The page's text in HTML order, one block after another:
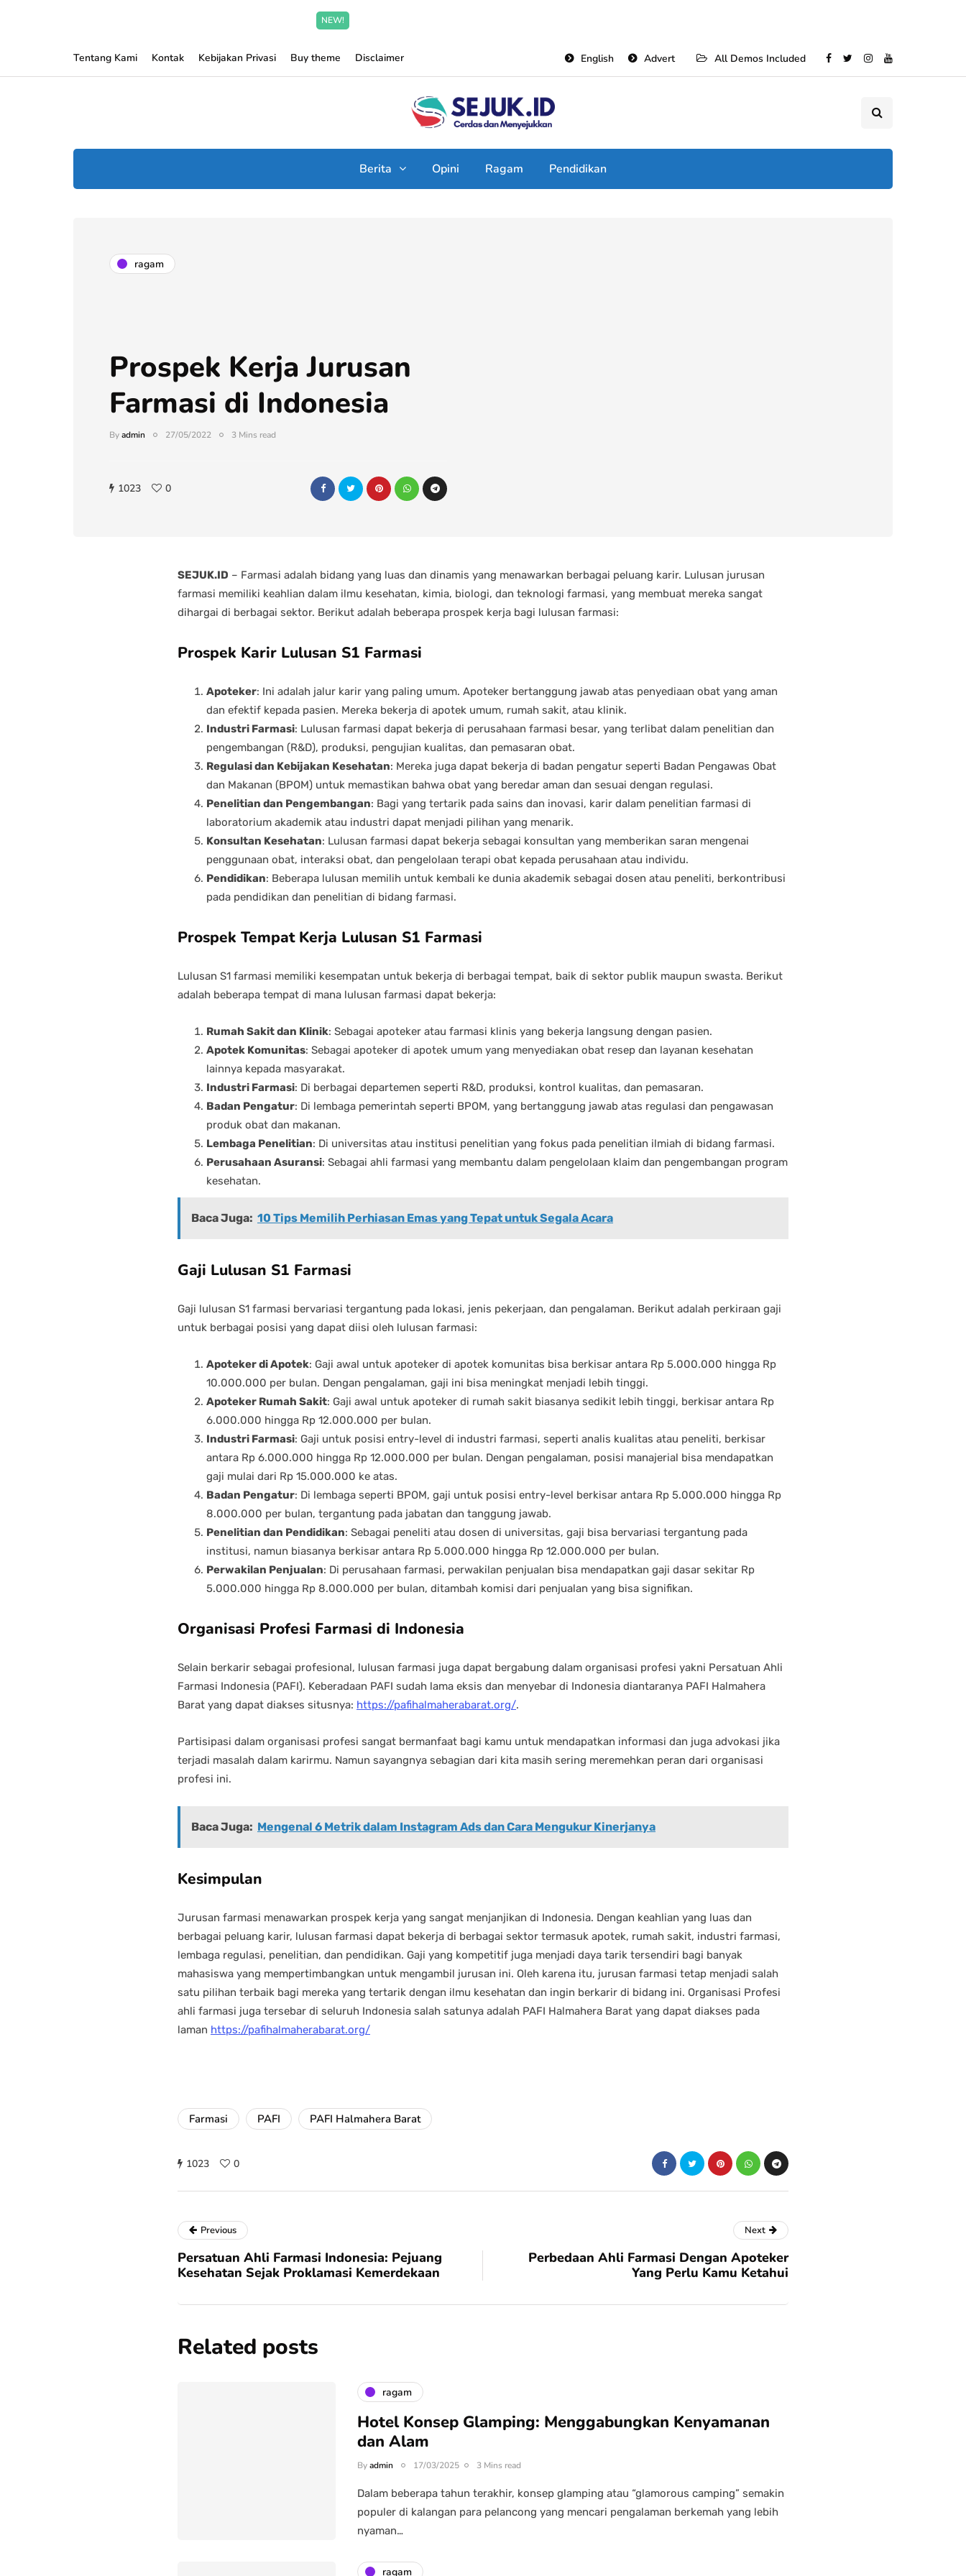
NEW!
Tentang Kami Kontak Kebijakan Privasi Buy theme Disclaimer Advert
English All Demos Included
Berita Opini Ragam Pendidikan
ragam
Prospek Kerja Jurusan
Farmasi di Indonesia
Byadmin 27/05/2022 3 Mins read
1023 0
SEJUK.ID – Farmasi adalah bidang yang luas dan dinamis yang menawarkan berbagai peluang karir. Lulusan jurusan
farmasi memiliki keahlian dalam ilmu kesehatan, kimia, biologi, dan teknologi farmasi, yang membuat mereka sangat
dihargai di berbagai sektor. Berikut adalah beberapa prospek kerja bagi lulusan farmasi:
Prospek Karir Lulusan S1 Farmasi
Apoteker: Ini adalah jalur karir yang paling umum. Apoteker bertanggung jawab atas penyediaan obat yang aman
dan efektif kepada pasien. Mereka bekerja di apotek umum, rumah sakit, atau klinik.
Industri Farmasi: Lulusan farmasi dapat bekerja di perusahaan farmasi besar, yang terlibat dalam penelitian dan
pengembangan (R&D), produksi, pengujian kualitas, dan pemasaran obat.
Regulasi dan Kebijakan Kesehatan: Mereka juga dapat bekerja di badan pengatur seperti Badan Pengawas Obat
dan Makanan (BPOM) untuk memastikan bahwa obat yang beredar aman dan sesuai dengan regulasi.
Penelitian dan Pengembangan: Bagi yang tertarik pada sains dan inovasi, karir dalam penelitian farmasi di
laboratorium akademik atau industri dapat menjadi pilihan yang menarik.
Konsultan Kesehatan: Lulusan farmasi dapat bekerja sebagai konsultan yang memberikan saran mengenai
penggunaan obat, interaksi obat, dan pengelolaan terapi obat kepada perusahaan atau individu.
Pendidikan: Beberapa lulusan memilih untuk kembali ke dunia akademik sebagai dosen atau peneliti, berkontribusi
pada pendidikan dan penelitian di bidang farmasi.
Prospek Tempat Kerja Lulusan S1 Farmasi
Lulusan S1 farmasi memiliki kesempatan untuk bekerja di berbagai tempat, baik di sektor publik maupun swasta. Berikut
adalah beberapa tempat di mana lulusan farmasi dapat bekerja:
Rumah Sakit dan Klinik: Sebagai apoteker atau farmasi klinis yang bekerja langsung dengan pasien.
Apotek Komunitas: Sebagai apoteker di apotek umum yang menyediakan obat resep dan layanan kesehatan
lainnya kepada masyarakat.
Industri Farmasi: Di berbagai departemen seperti R&D, produksi, kontrol kualitas, dan pemasaran.
Badan Pengatur: Di lembaga pemerintah seperti BPOM, yang bertanggung jawab atas regulasi dan pengawasan
produk obat dan makanan.
Lembaga Penelitian: Di universitas atau institusi penelitian yang fokus pada penelitian ilmiah di bidang farmasi.
Perusahaan Asuransi: Sebagai ahli farmasi yang membantu dalam pengelolaan klaim dan pengembangan program
kesehatan.
Baca Juga: 10 Tips Memilih Perhiasan Emas yang Tepat untuk Segala Acara
Gaji Lulusan S1 Farmasi
Gaji lulusan S1 farmasi bervariasi tergantung pada lokasi, jenis pekerjaan, dan pengalaman. Berikut adalah perkiraan gaji
untuk berbagai posisi yang dapat diisi oleh lulusan farmasi:
Apoteker di Apotek: Gaji awal untuk apoteker di apotek komunitas bisa berkisar antara Rp 5.000.000 hingga Rp
10.000.000 per bulan. Dengan pengalaman, gaji ini bisa meningkat menjadi lebih tinggi.
Apoteker Rumah Sakit: Gaji awal untuk apoteker di rumah sakit biasanya sedikit lebih tinggi, berkisar antara Rp
6.000.000 hingga Rp 12.000.000 per bulan.
Industri Farmasi: Gaji untuk posisi entry-level di industri farmasi, seperti analis kualitas atau peneliti, berkisar
antara Rp 6.000.000 hingga Rp 12.000.000 per bulan. Dengan pengalaman, posisi manajerial bisa mendapatkan
gaji mulai dari Rp 15.000.000 ke atas.
Badan Pengatur: Di lembaga seperti BPOM, gaji untuk posisi entry-level berkisar antara Rp 5.000.000 hingga Rp
8.000.000 per bulan, tergantung pada jabatan dan tanggung jawab.
Penelitian dan Pendidikan: Sebagai peneliti atau dosen di universitas, gaji bisa bervariasi tergantung pada
institusi, namun biasanya berkisar antara Rp 5.000.000 hingga Rp 12.000.000 per bulan.
Perwakilan Penjualan: Di perusahaan farmasi, perwakilan penjualan bisa mendapatkan gaji dasar sekitar Rp
5.000.000 hingga Rp 8.000.000 per bulan, ditambah komisi dari penjualan yang bisa signifikan.
Organisasi Profesi Farmasi di Indonesia
Selain berkarir sebagai profesional, lulusan farmasi juga dapat bergabung dalam organisasi profesi yakni Persatuan Ahli
Farmasi Indonesia (PAFI). Keberadaan PAFI sudah lama eksis dan menyebar di Indonesia diantaranya PAFI Halmahera
Barat yang dapat diakses situsnya: https://pafihalmaherabarat.org/.
Partisipasi dalam organisasi profesi sangat bermanfaat bagi kamu untuk mendapatkan informasi dan juga advokasi jika
terjadi masalah dalam karirmu. Namun sayangnya sebagian dari kita masih sering meremehkan peran dari organisasi
profesi ini.
Baca Juga: Mengenal 6 Metrik dalam Instagram Ads dan Cara Mengukur Kinerjanya
Kesimpulan
Jurusan farmasi menawarkan prospek kerja yang sangat menjanjikan di Indonesia. Dengan keahlian yang luas dan
berbagai peluang karir, lulusan farmasi dapat bekerja di berbagai sektor termasuk apotek, rumah sakit, industri farmasi,
lembaga regulasi, penelitian, dan pendidikan. Gaji yang kompetitif juga menjadi daya tarik tersendiri bagi banyak
mahasiswa yang mempertimbangkan untuk mengambil jurusan ini. Oleh karena itu, jurusan farmasi tetap menjadi salah
satu pilihan terbaik bagi mereka yang tertarik dengan ilmu kesehatan dan ingin berkarir di bidang ini. Organisasi Profesi
ahli farmasi juga tersebar di seluruh Indonesia salah satunya adalah PAFI Halmahera Barat yang dapat diakses pada
laman https://pafihalmaherabarat.org/
Farmasi PAFI PAFI Halmahera Barat
1023 0
Previous
Persatuan Ahli Farmasi Indonesia: Pejuang
Kesehatan Sejak Proklamasi Kemerdekaan
Next
Perbedaan Ahli Farmasi Dengan Apoteker
Yang Perlu Kamu Ketahui
Related posts
ragam
Hotel Konsep Glamping: Menggabungkan Kenyamanan
dan Alam
Byadmin 17/03/2025 3 Mins read
Dalam beberapa tahun terakhir, konsep glamping atau “glamorous camping” semakin
populer di kalangan para pelancong yang mencari pengalaman berkemah yang lebih
nyaman…
ragam